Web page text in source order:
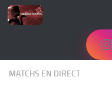
Skip to content
MATCHS EN DIRECT